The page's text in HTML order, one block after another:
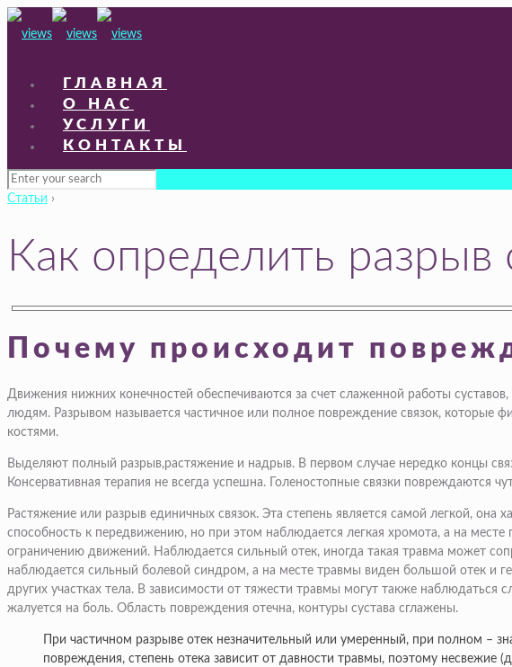
ГЛАВНАЯ
О НАС
УСЛУГИ
КОНТАКТЫ
Статьи ›
Как определить
Почему происходит
Движения нижних конечностей обеспечиваются за счет слаженной работы
людям. Разрывом называется частичное или полное повреждение связок, которые
костями.
Выделяют полный разрыв,растяжение и надрыв. В первом случае нередко концы
Консервативная терапия не всегда успешна. Голеностопные связки повреждаются
Растяжение или разрыв единичных связок. Эта степень является самой легкой,
способность к передвижению, но при этом наблюдается легкая хромота, а на
ограничению движений. Наблюдается сильный отек, иногда такая травма может
наблюдается сильный болевой синдром, а на месте травмы виден большой отек и
других участках тела. В зависимости от тяжести травмы могут также
жалуется на боль. Область повреждения отечна, контуры сустава сглажены.
При частичном разрыве отек незначительный или умеренный, при полном –
повреждения, степень отека зависит от давности травмы, поэтому